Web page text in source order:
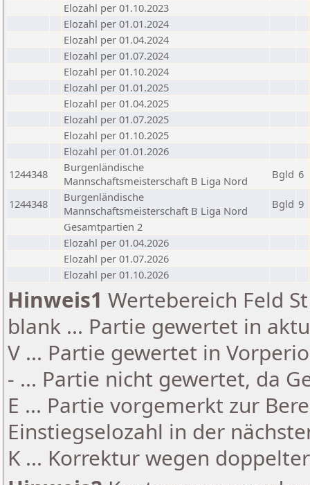
Elozahl per 01.10.2023
Elozahl per 01.01.2024
Elozahl per 01.04.2024
Elozahl per 01.07.2024
Elozahl per 01.10.2024
Elozahl per 01.01.2025
Elozahl per 01.04.2025
Elozahl per 01.07.2025
Elozahl per 01.10.2025
Elozahl per 01.01.2026
1244348
Burgenländische
Mannschaftsmeisterschaft B Liga Nord
Bgld 6
1244348
Burgenländische
Mannschaftsmeisterschaft B Liga Nord
Bgld 9
Gesamtpartien 2
Elozahl per 01.04.2026
Elozahl per 01.07.2026
Elozahl per 01.10.2026
Hinweis1 Wertebereich Feld
blank ... Partie gewertet in
V ... Partie gewertet in
- ... Partie nicht gewertet, da
E ... Partie vorgemerkt zur
Einstiegselozahl in der
K ... Korrektur wegen